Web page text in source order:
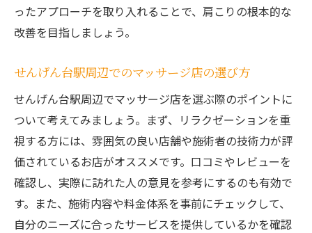
せんげん台駅での施術体験談
肩こり改善に向けた取り組み方
整体で姿勢改善せんげん台駅周辺での施術を紹
介
姿勢改善に効果的な整体技術
せんげん台駅近くの整体院の魅力
姿勢改善のための整体プラン
整体で正しい姿勢を取り戻す方法
整体と姿勢の関係性とは
ったアプローチを取り入れることで、肩こりの根本的な
改善を目指しましょう。
せんげん台駅周辺でのマッサージ店の選び方
せんげん台駅周辺でマッサージ店を選ぶ際のポイントに
ついて考えてみましょう。まず、リラクゼーションを重
視する方には、雰囲気の良い店舗や施術者の技術力が評
価されているお店がオススメです。口コミやレビューを
確認し、実際に訪れた人の意見を参考にするのも有効で
す。また、施術内容や料金体系を事前にチェックして、
自分のニーズに合ったサービスを提供しているかを確認